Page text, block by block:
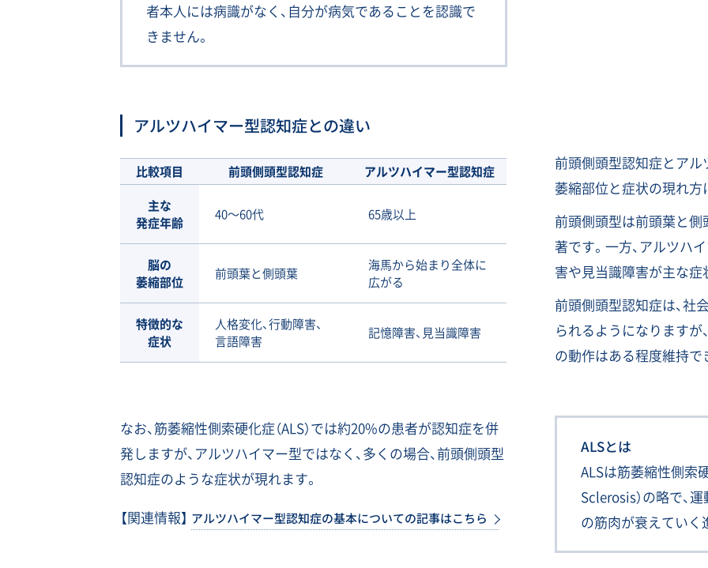
者本人には病識がなく、自分が病気であることを認識で
きません。
アルツハイマー型認知症との違い
比較項目 前頭側頭型認知症 アルツハイマー型認知症
主な
発症年齢
40〜60代 65歳以上
脳の
萎縮部位
前頭葉と側頭葉
海馬から始まり全体に
広がる
特徴的な
症状
人格変化、行動障害、
言語障害
記憶障害、見当識障害
前頭側頭型認知症とアル
萎縮部位と症状の現れ方
前頭側頭型は前頭葉と側
著です。一方、アルツハ
害や見当識障害が主な症
前頭側頭型認知症は、社
られるようになりますが
の動作はある程度維持で
なお、筋萎縮性側索硬化症（ALS）では約20%の患者が認知症を併
発しますが、アルツハイマー型ではなく、多くの場合、前頭側頭型
認知症のような症状が現れます。
【関連情報】 アルツハイマー型認知症の基本についての記事はこちら
ALSとは
ALSは筋萎縮性側索
Sclerosis）の略で、
の筋肉が衰えていく